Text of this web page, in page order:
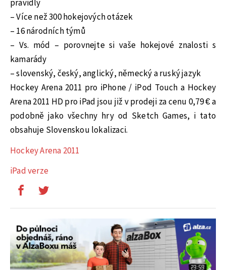
pravidly
– Více než 300 hokejových otázek
– 16 národních týmů
– Vs. mód – porovnejte si vaše hokejové znalosti s
kamarády
– slovenský, český, anglický, německý a ruský jazyk
Hockey Arena 2011 pro iPhone / iPod Touch a Hockey
Arena 2011 HD pro iPad jsou již v prodeji za cenu 0,79 € a
podobně jako všechny hry od Sketch Games, i tato
obsahuje Slovenskou lokalizaci.
Hockey Arena 2011
iPad verze